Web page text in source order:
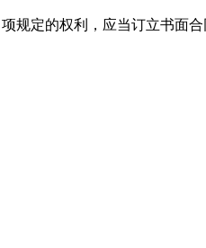
规定的权利，应当订立书面合